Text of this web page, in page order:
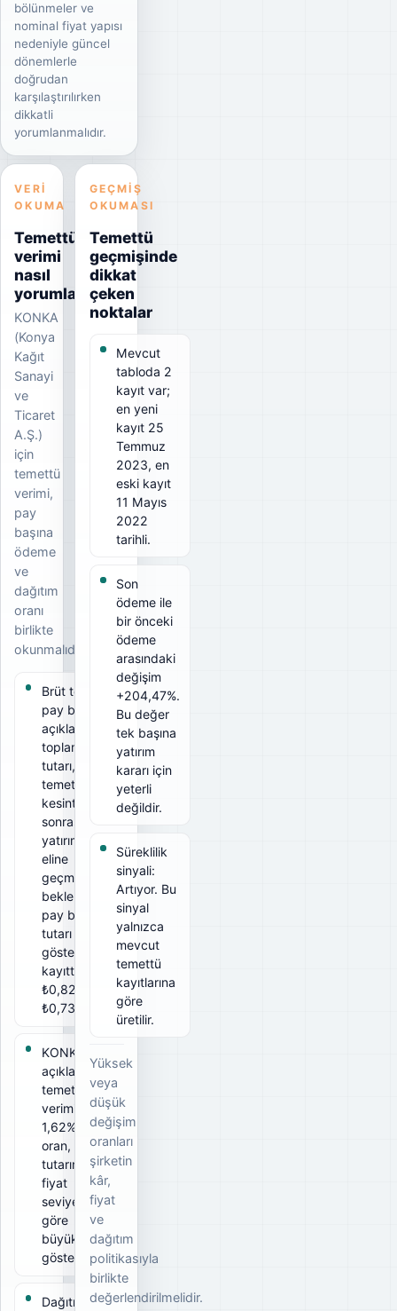
bölünmeler ve
nominal fiyat yapısı
nedeniyle güncel
dönemlerle
doğrudan
karşılaştırılırken
dikkatli
yorumlanmalıdır.
VERI
OKUMA
Temettü
verimi
nasıl
yorumlanmalı?
KONKA
(Konya
Kağıt
Sanayi
ve
Ticaret
A.Ş.)
için
temettü
verimi,
pay
başına
ödeme
ve
dağıtım
oranı
birlikte
okunmalıdır.
Brüt temettü
pay başına
açıklanan
toplam
tutarı, net
temettü ise
kesintiler
sonrası
yatırımcının
eline
geçmesi
beklenen
pay başına
tutarı
gösterir. Bu
kayıtta brüt
₺0,82, net
₺0,735.
KONKA için
açıklanan
temettü
verimi
1,62%. Bu
oran, ödeme
tutarının ilgili
fiyat
seviyesine
göre
büyüklüğünü
gösterir.
Dağıtım
GEÇMIŞ
OKUMASI
Temettü
geçmişinde
dikkat
çeken
noktalar
Mevcut
tabloda 2
kayıt var;
en yeni
kayıt 25
Temmuz
2023, en
eski kayıt
11 Mayıs
2022
tarihli.
Son
ödeme ile
bir önceki
ödeme
arasındaki
değişim
+204,47%.
Bu değer
tek başına
yatırım
kararı için
yeterli
değildir.
Süreklilik
sinyali:
Artıyor. Bu
sinyal
yalnızca
mevcut
temettü
kayıtlarına
göre
üretilir.
Yüksek
veya
düşük
değişim
oranları
şirketin
kâr,
fiyat
ve
dağıtım
politikasıyla
birlikte
değerlendirilmelidir.